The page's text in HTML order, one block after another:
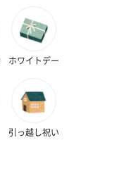
ホワイトデー
引っ越し祝い